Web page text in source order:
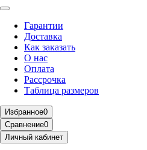
Гарантии
Доставка
Как заказать
О нас
Оплата
Рассрочка
Таблица размеров
Избранное0
Сравнение0
Личный кабинет